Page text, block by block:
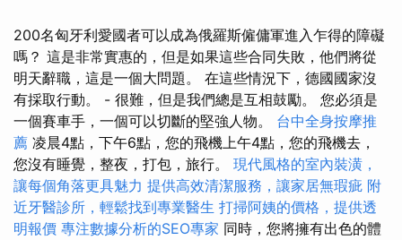
200名匈牙利愛國者可以成為俄羅斯僱傭軍進入乍得的障礙
嗎？ 這是非常實惠的，但是如果這些合同失敗，他們將從
明天辭職，這是一個大問題。 在這些情況下，德國國家沒
有採取行動。 - 很難，但是我們總是互相鼓勵。 您必須是
一個賽車手，一個可以切斷的堅強人物。 台中全身按摩推
薦 凌晨4點，下午6點，您的飛機上午4點，您的飛機去，
您沒有睡覺，整夜，打包，旅行。 現代風格的室內裝潢，
讓每個角落更具魅力 提供高效清潔服務，讓家居無瑕疵 附
近牙醫診所，輕鬆找到專業醫生 打掃阿姨的價格，提供透
明報價 專注數據分析的SEO專家 同時，您將擁有出色的體